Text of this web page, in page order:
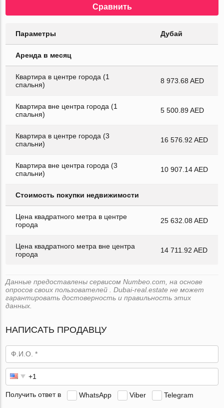
Сравнить
Параметры Дубай
Аренда в месяц
Квартира в центре города (1
спальня)
8 973.68 AED
Квартира вне центра города (1
спальня)
5 500.89 AED
Квартира в центре города (3
спальни)
16 576.92 AED
Квартира вне центра города (3
спальни)
10 907.14 AED
Стоимость покупки недвижимости
Цена квадратного метра в центре
города
25 632.08 AED
Цена квадратного метра вне центра
города
14 711.92 AED
Данные предоставлены сервисом Numbeo.com, на основе
опросов своих пользователей . Dubai-real.estate не может
гарантировать достоверность и правильность этих
данных.
НАПИСАТЬ ПРОДАВЦУ
Получить ответ в WhatsApp Viber Telegram